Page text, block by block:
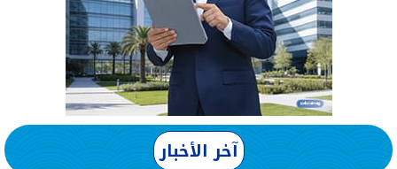
آخر الأخبار